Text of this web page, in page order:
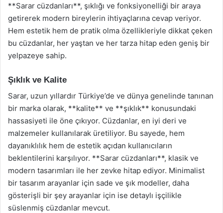
**Sarar cüzdanları**, şıklığı ve fonksiyonelliği bir araya
getirerek modern bireylerin ihtiyaçlarına cevap veriyor.
Hem estetik hem de pratik olma özellikleriyle dikkat çeken
bu cüzdanlar, her yaştan ve her tarza hitap eden geniş bir
yelpazeye sahip.
Şıklık ve Kalite
Sarar, uzun yıllardır Türkiye’de ve dünya genelinde tanınan
bir marka olarak, **kalite** ve **şıklık** konusundaki
hassasiyeti ile öne çıkıyor. Cüzdanlar, en iyi deri ve
malzemeler kullanılarak üretiliyor. Bu sayede, hem
dayanıklılık hem de estetik açıdan kullanıcıların
beklentilerini karşılıyor. **Sarar cüzdanları**, klasik ve
modern tasarımları ile her zevke hitap ediyor. Minimalist
bir tasarım arayanlar için sade ve şık modeller, daha
gösterişli bir şey arayanlar için ise detaylı işçilikle
süslenmiş cüzdanlar mevcut.